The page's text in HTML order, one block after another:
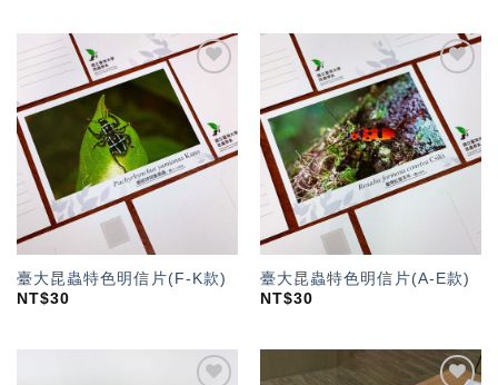
望輕
單」
臺大昆蟲特色明信片(F-K款)
NT$30
望輕
單」
臺大昆蟲特色明信片(A-E款)
NT$30